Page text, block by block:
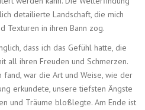
detailierte Landschaft, die mich
Texturen in ihren Bann zog.
dass ich das Gefühl hatte, die
all ihren Freuden und Schmerzen.
fand, war die Art und Weise, wie der
erkundete, unsere tiefsten Ängste
und Träume bloßlegte. Am Ende ist